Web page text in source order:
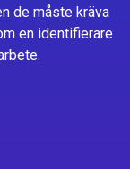
de måste kräva
en identifierare